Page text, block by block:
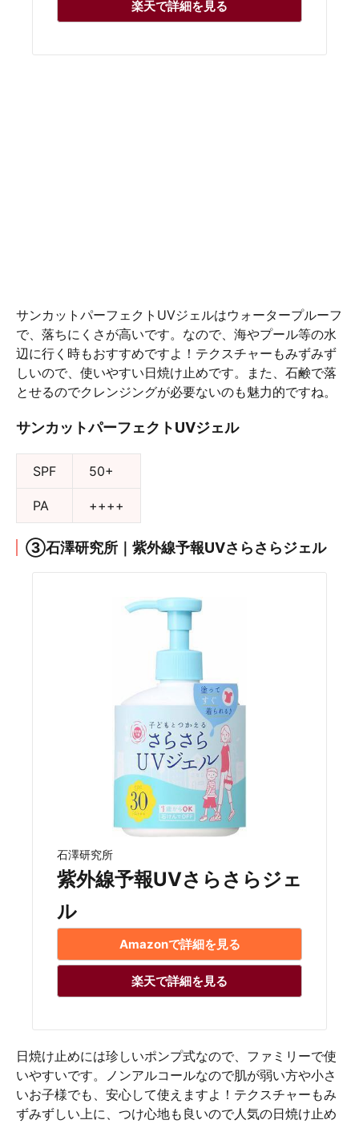
楽天で詳細を見る
サンカットパーフェクトUVジェルはウォータープルーフ
で、落ちにくさが高いです。なので、海やプール等の水
辺に行く時もおすすめですよ！テクスチャーもみずみず
しいので、使いやすい日焼け止めです。また、石鹸で落
とせるのでクレンジングが必要ないのも魅力的ですね。
サンカットパーフェクトUVジェル
SPF 50+
PA ++++
③石澤研究所｜紫外線予報UVさらさらジェル
石澤研究所
紫外線予報UVさらさらジェ
ル
Amazonで詳細を見る
楽天で詳細を見る
日焼け止めには珍しいポンプ式なので、ファミリーで使
いやすいです。ノンアルコールなので肌が弱い方や小さ
いお子様でも、安心して使えますよ！テクスチャーもみ
ずみずしい上に、つけ心地も良いので人気の日焼け止め